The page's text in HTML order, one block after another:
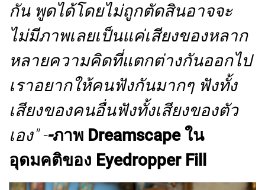
กัน พูดได้โดยไม่ถูกตัดสินอาจจะ
ไม่มีภาพเลยเป็นแค่เสียงของหลาก
หลายความคิดที่แตกต่างกันออกไป
เราอยากให้คนฟังกันมากๆ ฟังทั้ง
เสียงของคนอื่นฟังทั้งเสียงของตัว
เอง" --ภาพ Dreamscape ใน
อุดมคติของ Eyedropper Fill